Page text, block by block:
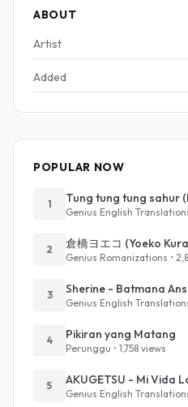
ABOUT
Artist
Added
POPULAR NOW
1 Tung tung tung sahur
Genius English
2
Genius Romanizations •
3 Sherine - Batmana
Genius English
4 Pikiran yang Matang
Perunggu • 1,758 views
5
Genius English